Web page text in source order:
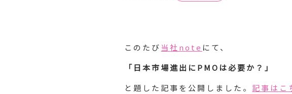
このたび 当社note にて、
「日本市場進出にPMOは必要か？」
と題した記事を公開しました。 記事はこ